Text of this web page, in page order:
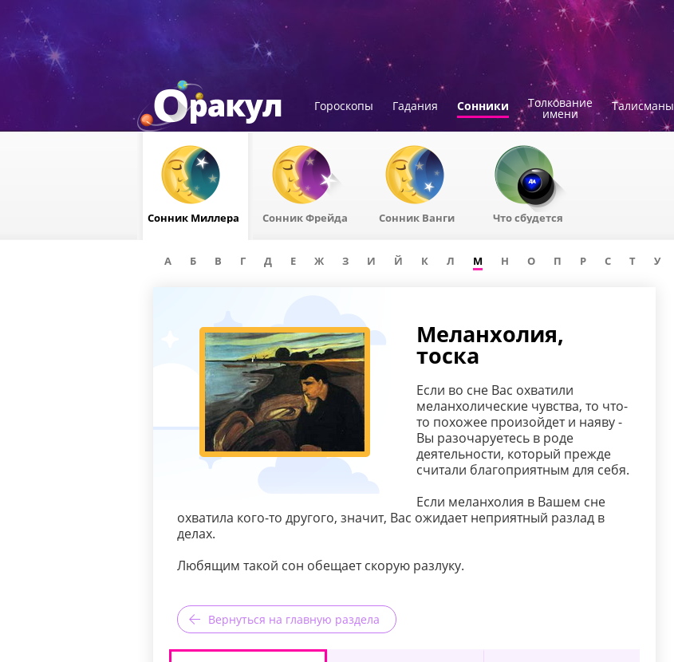
Гороскопы Гадания Сонники Толкование
имени
Талисманы
Сонник Миллера Сонник Фрейда Сонник Ванги Что сбудется
А Б В Г Д Е Ж З И Й К Л М Н О П Р С Т У
Меланхолия,
тоска
Если во сне Вас охватили
меланхолические чувства, то что-
то похожее произойдет и наяву -
Вы разочаруетесь в роде
деятельности, который прежде
считали благоприятным для себя.
Если меланхолия в Вашем сне
охватила кого-то другого, значит, Вас ожидает неприятный разлад в
делах.
Любящим такой сон обещает скорую разлуку.
Вернуться на главную раздела